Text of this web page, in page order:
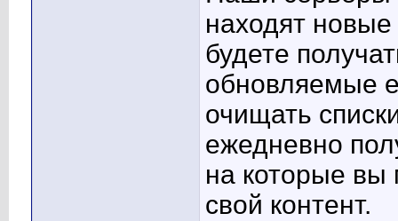
находят
будете
обновляемые
очищать
ежедневно
на которые вы
свой контент.